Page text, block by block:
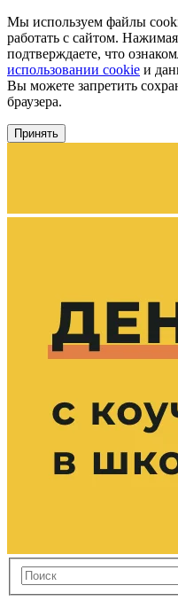
Мы используем файлы
работать с сайтом.
подтверждаете, что
использовании cookie и
Вы можете запретить
браузера.
Принять